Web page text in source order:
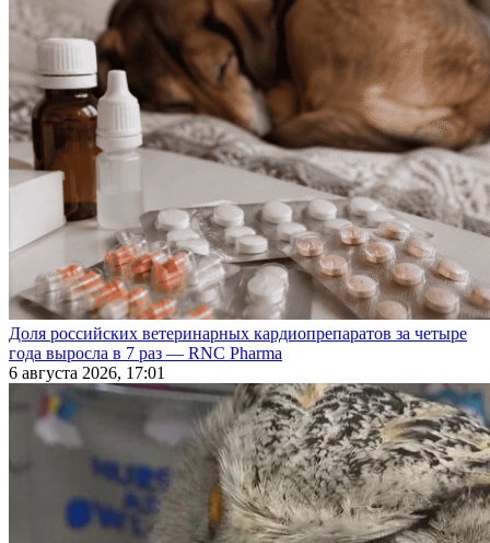
Доля российских ветеринарных кардиопрепаратов за четыре
года выросла в 7 раз — RNC Pharma
6 августа 2026, 17:01